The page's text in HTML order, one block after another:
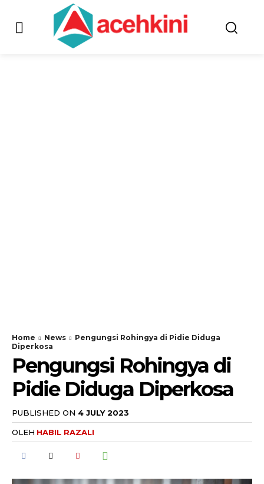
Home News
Pengungsi Rohingya di Pidie Diduga
Diperkosa
Pengungsi Rohingya di
Pidie Diduga Diperkosa
PUBLISHED ON 4 JULY 2023
OLEH HABIL RAZALI